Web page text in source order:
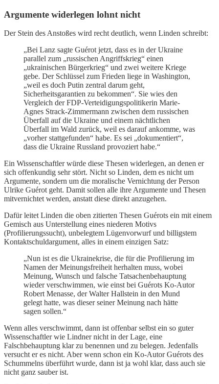
Argumente widerlegen lohnt nicht
Der Stein des Anstoßes wird recht deutlich, wenn Linden schreibt:
„Bei Lanz sagte Guérot jetzt, dass es in der Ukraine
parallel zum „russischen Angriffskrieg“ einen
„ukrainischen Bürgerkrieg“ und zwei weitere Kriege
gebe. Der Schlüssel zum Frieden liege in Washington,
„weil es doch Putin zentral darum geht,
Sicherheitsgarantien zu bekommen“. Sie wies den
Vergleich der FDP-Verteidigungspolitikerin Marie-
Agnes Strack-Zimmermann zwischen dem russischen
Überfall auf die Ukraine und einem nächtlichen
Überfall im Wald zurück, weil es darauf ankomme, was
„vorher stattgefunden“ habe. Es sei „dokumentiert“,
dass die Ukraine Russland provoziert habe.“
Ein Wissenschaftler würde diese Thesen widerlegen, an denen er
sich offenkundig sehr stört. Nicht so Linden, dem es nicht um
Argumente, sondern um die moralische Vernichtung der Person
Ulrike Guérot geht. Damit sollen alle ihre Argumente und Thesen
mitvernichtet werden, anstatt diese direkt anzugehen.
Dafür leitet Linden die oben zitierten Thesen Guérots ein mit einem
Gemisch aus Unterstellung eines niederen Motivs
(Profilierungssucht), unbelegtem Lügenvorwurf und billigstem
Kontaktschuldargument, alles in einem einzigen Satz:
„Nun ist es die Ukrainekrise, die für die Profilierung im
Namen der Meinungsfreiheit herhalten muss, wobei
Meinung, Wunsch und falsche Tatsachenbehauptung
wieder verschwimmen, wie einst bei Guérots Ko-Autor
Robert Menasse, der Walter Hallstein in den Mund
gelegt hatte, was dieser seiner Meinung nach hätte
sagen sollen.“
Wenn alles verschwimmt, dann ist offenbar selbst ein so guter
Wissenschaftler wie Lindner nicht in der Lage, eine
Falschbehauptung klar zu benennen und zu belegen. Jedenfalls
versucht er es nicht. Aber wenn schon ein Ko-Autor Guérots des
Schummelns überführt wurde, dann ist ja wohl klar, dass auch sie
nicht ganz sauber ist.